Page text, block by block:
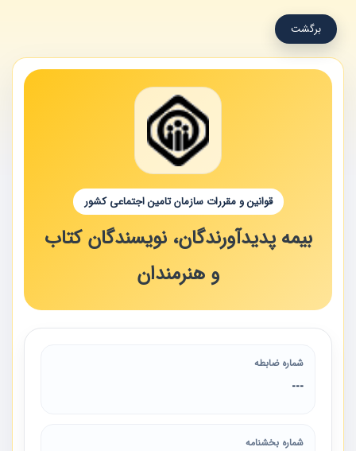
برگشت
قوانین و مقررات سازمان تامین اجتماعی کشور
بیمه پدیدآورندگان، نویسندگان کتاب
و هنرمندان
شماره ضابطه
---
شماره بخشنامه